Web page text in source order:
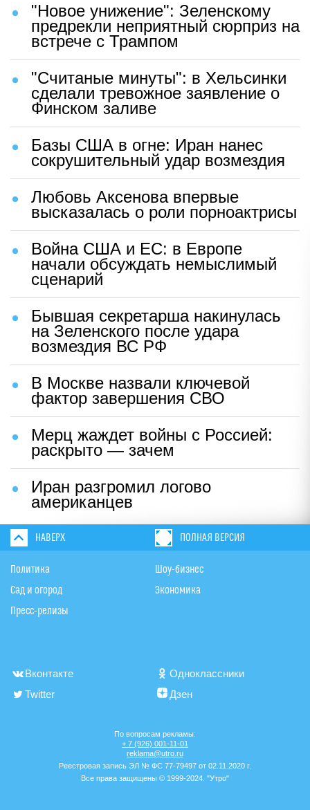
"Новое унижение": Зеленскому
предрекли неприятный сюрприз на
встрече с Трампом
"Считаные минуты": в Хельсинки
сделали тревожное заявление о
Финском заливе
Базы США в огне: Иран нанес
сокрушительный удар возмездия
Любовь Аксенова впервые
высказалась о роли порноактрисы
Война США и ЕС: в Европе
начали обсуждать немыслимый
сценарий
Бывшая секретарша накинулась
на Зеленского после удара
возмездия ВС РФ
В Москве назвали ключевой
фактор завершения СВО
Мерц жаждет войны с Россией:
раскрыто — зачем
Иран разгромил логово
американцев
НАВЕРХ ПОЛНАЯ ВЕРСИЯ
Политика
Сад и огород
Пресс-релизы
Шоу-бизнес
Экономика
Вконтакте
Одноклассники
Twitter
Дзен
По вопросам рекламы:
+ 7 (926) 001-11-01
reklama@utro.ru
Реестровая запись ЭЛ № ФС 77-79497 от 02.11.2020 г.
Все права защищены © 1999-2024. "Утро"